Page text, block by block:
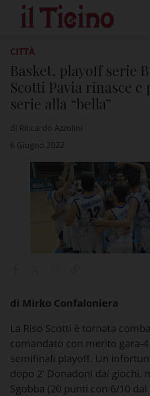
content
CITTÀ
Basket, playoff serie
Scotti Pavia rinasce e
serie alla “bella”
di Riccardo Azzolini
6 Giugno 2022
di Mirko Confaloniera
La Riso Scotti è tornata
comandato con merito gara-
semifinali playoff. Un
dopo 2′ Donadoni dai giochi.
Sgobba (20 punti con 6/10